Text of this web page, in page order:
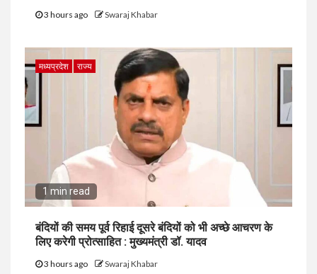
3 hours ago Swaraj Khabar
मध्यप्रदेश राज्य
1 min read
बंदियों की समय पूर्व रिहाई दूसरे बंदियों को भी अच्छे आचरण के
लिए करेगी प्रोत्साहित : मुख्यमंत्री डॉ. यादव
3 hours ago Swaraj Khabar